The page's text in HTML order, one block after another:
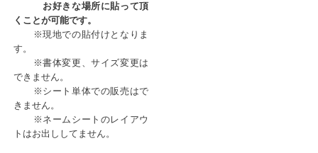
お好きな場所に貼って頂
くことが可能です。
※現地での貼付けとなりま
す。
※書体変更、サイズ変更は
できません。
※シート単体での販売はで
きません。
※ネームシートのレイアウ
トはお出ししてません。